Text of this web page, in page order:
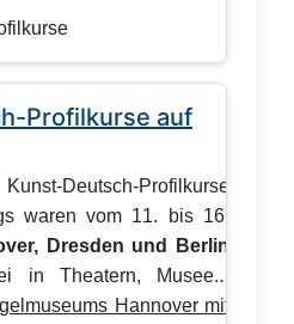
Profilkurse auf
Deutsch-Profilkurse
waren vom 11. bis 16.
Dresden und Berlin
in Theatern, Museen,
Städten viel erlebt, was
Hannover mit